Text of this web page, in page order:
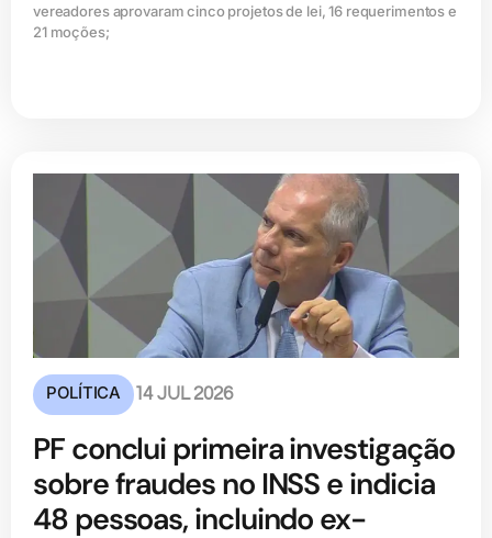
vereadores aprovaram cinco projetos de lei, 16 requerimentos e
21 moções;
POLÍTICA 14 JUL 2026
PF conclui primeira investigação
sobre fraudes no INSS e indicia
48 pessoas, incluindo ex-